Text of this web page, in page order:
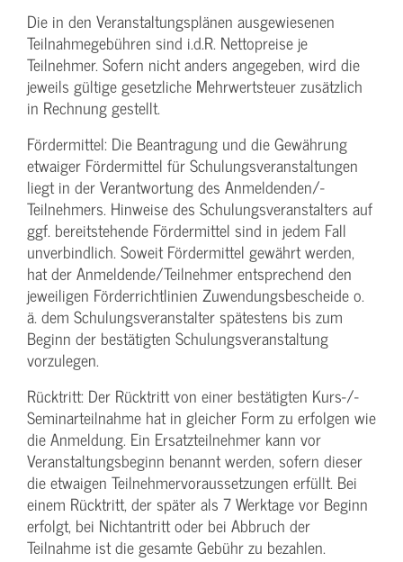
Die in den Veranstaltungsplänen ausgewiesenen
Teilnahmegebühren sind i.d.R. Nettopreise je
Teilnehmer. Sofern nicht anders angegeben, wird die
jeweils gültige gesetzliche Mehrwertsteuer zusätzlich
in Rechnung gestellt.
Fördermittel: Die Beantragung und die Gewährung
etwaiger Fördermittel für Schulungs­veranstaltungen
liegt in der Verantwortung des Anmeldenden/­
Teilnehmers. Hinweise des Schulungs­veranstalters auf
ggf. bereitstehende Fördermittel sind in jedem Fall
unverbindlich. Soweit Fördermittel gewährt werden,
hat der Anmeldende/­Teilnehmer entsprechend den
jeweiligen Förderrichtlinien Zuwendungs­bescheide o.
ä. dem Schulungs­veranstalter spätestens bis zum
Beginn der bestätigten Schulungs­veranstaltung
vorzulegen.
Rücktritt: Der Rücktritt von einer bestätigten Kurs-/­
Seminarteilnahme hat in gleicher Form zu erfolgen wie
die Anmeldung. Ein Ersatzteilnehmer kann vor
Veranstaltungs­beginn benannt werden, sofern dieser
die etwaigen Teilnehmer­voraussetzungen erfüllt. Bei
einem Rücktritt, der später als 7 Werktage vor Beginn
erfolgt, bei Nichtantritt oder bei Abbruch der
Teilnahme ist die gesamte Gebühr zu bezahlen.